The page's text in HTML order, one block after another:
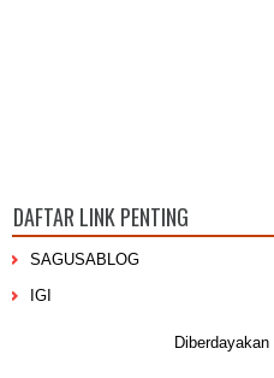
DAFTAR LINK PENTING
SAGUSABLOG
IGI
Diberdayakan